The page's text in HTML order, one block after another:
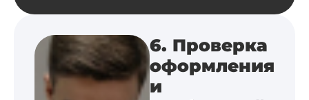
Уникальность
на одном дыхании.
6. Проверка
оформления
и